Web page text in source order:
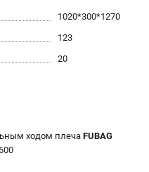
не является публичной
Фермы, 29АЛ
1020*300*1270
123
20
ходом плеча FUBAG